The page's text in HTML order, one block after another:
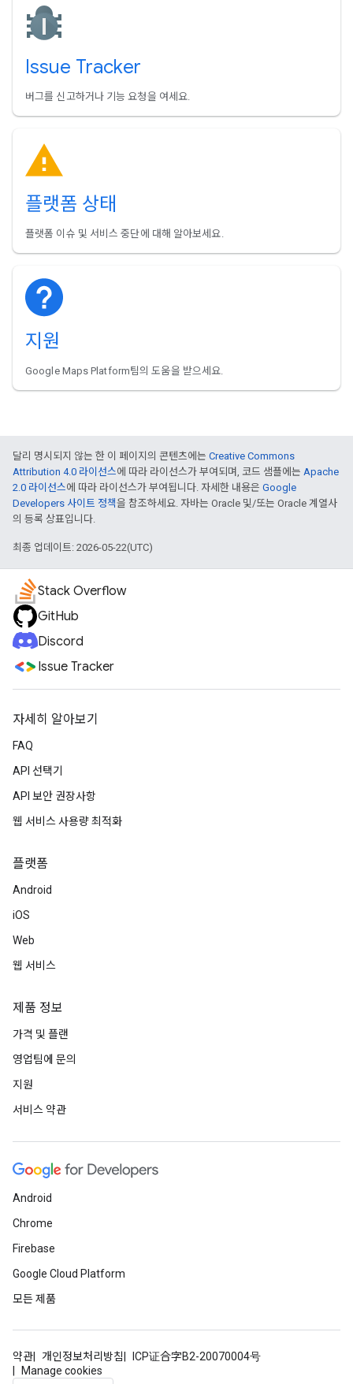
Issue Tracker
버그를 신고하거나 기능 요청을 여세요.
플랫폼 상태
플랫폼 이슈 및 서비스 중단에 대해 알아보세요.
지원
Google Maps Platform팀의 도움을 받으세요.
달리 명시되지 않는 한 이 페이지의 콘텐츠에는 Creative Commons
Attribution 4.0 라이선스에 따라 라이선스가 부여되며, 코드 샘플에는 Apache
2.0 라이선스에 따라 라이선스가 부여됩니다. 자세한 내용은 Google
Developers 사이트 정책을 참조하세요. 자바는 Oracle 및/또는 Oracle 계열사
의 등록 상표입니다.
최종 업데이트: 2026-05-22(UTC)
Stack Overflow
GitHub
Discord
Issue Tracker
자세히 알아보기
FAQ
API 선택기
API 보안 권장사항
웹 서비스 사용량 최적화
플랫폼
Android
iOS
Web
웹 서비스
제품 정보
가격 및 플랜
영업팀에 문의
지원
서비스 약관
Android
Chrome
Firebase
Google Cloud Platform
모든 제품
약관 개인정보처리방침
ICP证合字B2-20070004号
Manage cookies